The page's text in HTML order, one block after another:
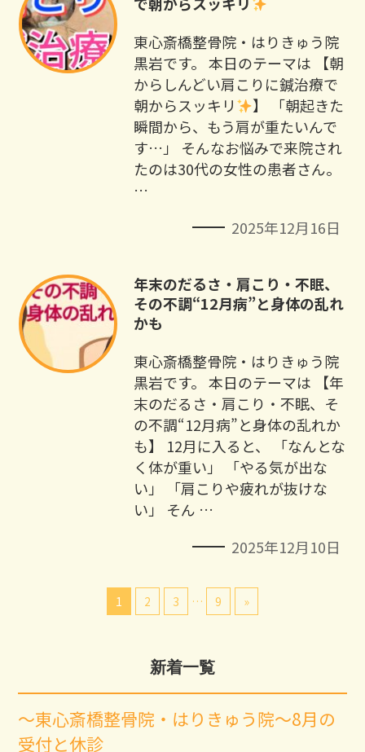
東心斎橋整骨院・はりきゅう院
黒岩です。 本日のテーマは 【朝
からしんどい肩こりに鍼治療で
朝からスッキリ
】 「朝起きた
瞬間から、もう肩が重たいんで
す…」 そんなお悩みで来院され
たのは30代の女性の患者さん。
…
2025年12月16日
年末のだるさ・肩こり・不眠、
その不調“12月病”と身体の乱れ
かも
東心斎橋整骨院・はりきゅう院
黒岩です。 本日のテーマは 【年
末のだるさ・肩こり・不眠、そ
の不調“12月病”と身体の乱れか
も】 12月に入ると、 「なんとな
く体が重い」 「やる気が出な
い」 「肩こりや疲れが抜けな
い」 そん …
2025年12月10日
1 2 3 … 9 »
新着一覧
～東心斎橋整骨院・はりきゅう院～8月の
受付と休診